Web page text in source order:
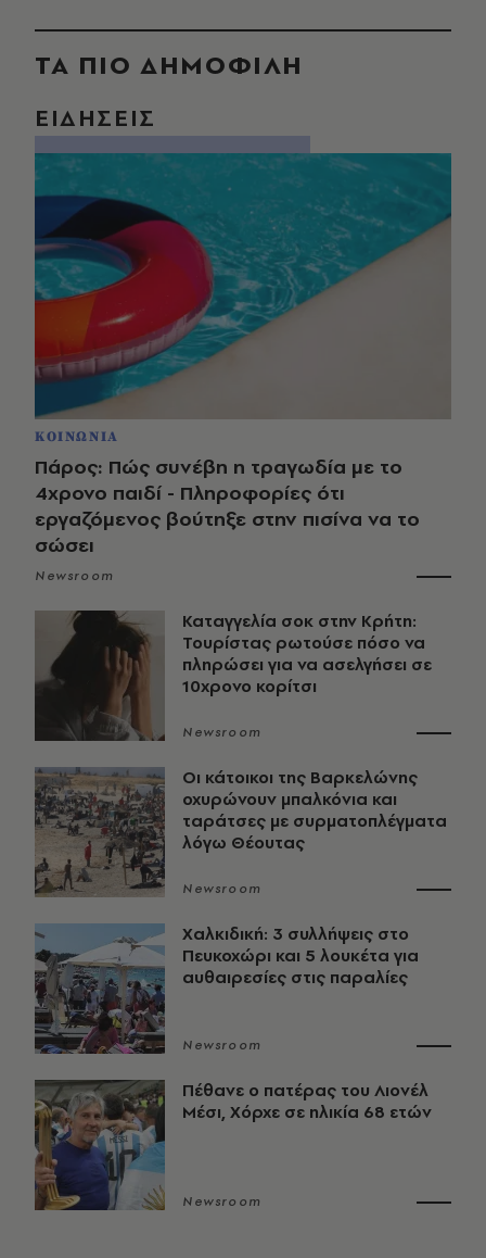
ΤΑ ΠΙΟ ΔΗΜΟΦΙΛΗ
ΕΙΔΗΣΕΙΣ
ΚΟΙΝΩΝΙΑ
Πάρος: Πώς συνέβη η τραγωδία με το
4χρονο παιδί - Πληροφορίες ότι
εργαζόμενος βούτηξε στην πισίνα να το
σώσει
Newsroom
Καταγγελία σοκ στην Κρήτη:
Τουρίστας ρωτούσε πόσο να
πληρώσει για να ασελγήσει σε
10χρονο κορίτσι
Newsroom
Οι κάτοικοι της Βαρκελώνης
οχυρώνουν μπαλκόνια και
ταράτσες με συρματοπλέγματα
λόγω Θέουτας
Newsroom
Χαλκιδική: 3 συλλήψεις στο
Πευκοχώρι και 5 λουκέτα για
αυθαιρεσίες στις παραλίες
Newsroom
Πέθανε ο πατέρας του Λιονέλ
Μέσι, Χόρχε σε ηλικία 68 ετών
Newsroom